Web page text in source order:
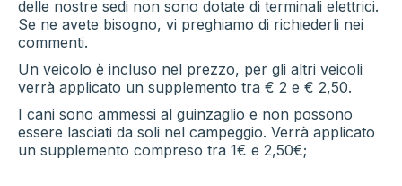
delle nostre sedi non sono dotate di terminali elettrici.
Se ne avete bisogno, vi preghiamo di richiederli nei
commenti.
Un veicolo è incluso nel prezzo, per gli altri veicoli
verrà applicato un supplemento tra € 2 e € 2,50.
I cani sono ammessi al guinzaglio e non possono
essere lasciati da soli nel campeggio. Verrà applicato
un supplemento compreso tra 1€ e 2,50€;